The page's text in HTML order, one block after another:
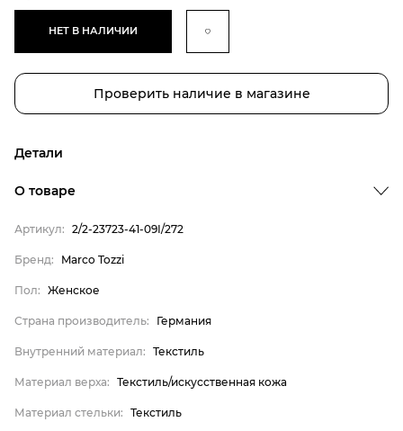
НЕТ В НАЛИЧИИ
Проверить наличие в магазине
Детали
Страна производитель
Внутренний материал
Материал верха
Материал стельки
Текстиль
О товаре
Артикул: 2/2-23723-41-09I/272
Бренд: Marco Tozzi
Пол: Женское
Страна производитель: Германия
Внутренний материал: Текстиль
Материал верха: Текстиль/искусственная кожа
Материал стельки: Текстиль